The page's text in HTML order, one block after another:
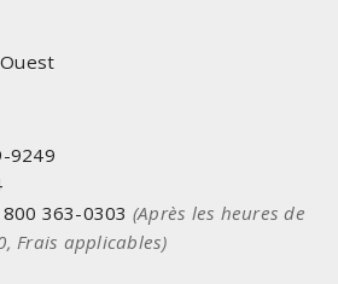
9249
800 363-0303 (Après les heures de
Frais applicables)